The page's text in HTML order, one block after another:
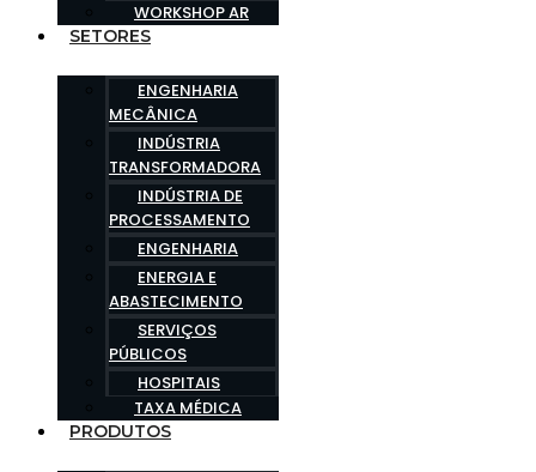
WORKSHOP AR
SETORES
ENGENHARIA
MECÂNICA
INDÚSTRIA
TRANSFORMADORA
INDÚSTRIA DE
PROCESSAMENTO
ENGENHARIA
ENERGIA E
ABASTECIMENTO
SERVIÇOS
PÚBLICOS
HOSPITAIS
TAXA MÉDICA
PRODUTOS